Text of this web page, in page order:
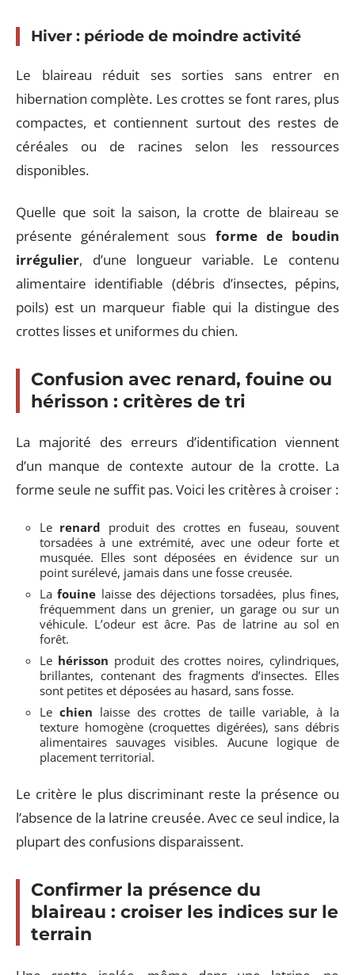
Hiver : période de moindre activité
Le blaireau réduit ses sorties sans entrer en
hibernation complète. Les crottes se font rares, plus
compactes, et contiennent surtout des restes de
céréales ou de racines selon les ressources
disponibles.
Quelle que soit la saison, la crotte de blaireau se
présente généralement sous forme de boudin
irrégulier, d’une longueur variable. Le contenu
alimentaire identifiable (débris d’insectes, pépins,
poils) est un marqueur fiable qui la distingue des
crottes lisses et uniformes du chien.
Confusion avec renard, fouine ou
hérisson : critères de tri
La majorité des erreurs d’identification viennent
d’un manque de contexte autour de la crotte. La
forme seule ne suffit pas. Voici les critères à croiser :
Le renard produit des crottes en fuseau, souvent
torsadées à une extrémité, avec une odeur forte et
musquée. Elles sont déposées en évidence sur un
point surélevé, jamais dans une fosse creusée.
Lafouine laisse des déjections torsadées, plus fines,
fréquemment dans un grenier, un garage ou sur un
véhicule. L’odeur est âcre. Pas de latrine au sol en
forêt.
Le hérisson produit des crottes noires, cylindriques,
brillantes, contenant des fragments d’insectes. Elles
sont petites et déposées au hasard, sans fosse.
Lechien laisse des crottes de taille variable, à la
texture homogène (croquettes digérées), sans débris
alimentaires sauvages visibles. Aucune logique de
placement territorial.
Le critère le plus discriminant reste la présence ou
l’absence de la latrine creusée. Avec ce seul indice, la
plupart des confusions disparaissent.
Confirmer la présence du
blaireau : croiser les indices sur le
terrain